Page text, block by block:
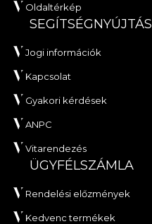
Oldaltérkép
SEGÍTSÉGNYÚJTÁS
Jogi információk
Kapcsolat
Gyakori kérdések
ANPC
Vitarendezés
ÜGYFÉLSZÁMLA
Rendelési előzmények
Kedvenc termékek